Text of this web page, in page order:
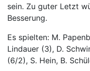
sein. Zu guter Letzt
Besserung.
Es spielten: M.
Lindauer (3), D.
(6/2), S. Hein, B.